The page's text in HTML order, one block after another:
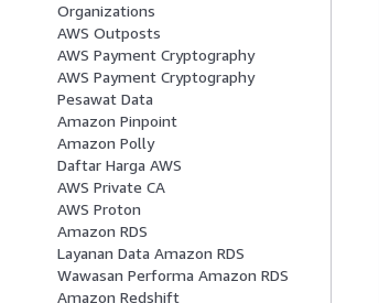
Organizations
AWS Outposts
AWS Payment Cryptography
AWS Payment Cryptography
Pesawat Data
Amazon Pinpoint
Amazon Polly
Daftar Harga AWS
AWS Private CA
AWS Proton
Amazon RDS
Layanan Data Amazon RDS
Wawasan Performa Amazon RDS
Amazon Redshift